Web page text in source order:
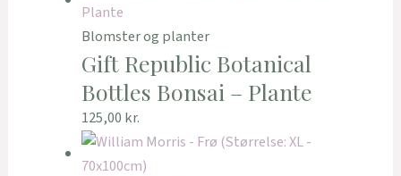
Blomster og planter
Gift Republic Botanical
Bottles Bonsai – Plante
125,00 kr.